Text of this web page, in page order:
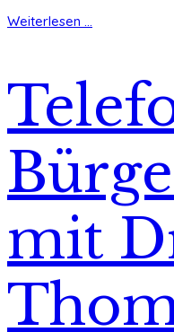
Weiterlesen ...
mit